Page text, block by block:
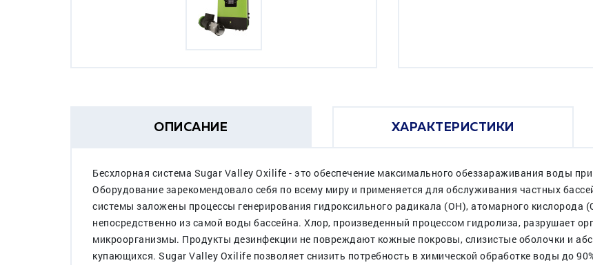
ОПИСАНИЕ ХАРАКТЕРИСТИКИ
Бесхлорная система Sugar Valley Oxilife - это обеспечение максимального обеззараживания воды
Оборудование зарекомендовало себя по всему миру и применяется для обслуживания частных
системы заложены процессы генерирования гидроксильного радикала (ОН), атомарного кислорода
непосредственно из самой воды бассейна. Хлор, произведенный процессом гидролиза, разрушает
микроорганизмы. Продукты дезинфекции не повреждают кожные покровы, слизистые оболочки и
купающихся. Sugar Valley Oxilife позволяет снизить потребность в химической обработке воды до